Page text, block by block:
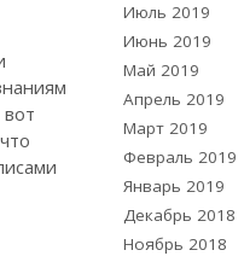
Июль 2019
Июнь 2019
Май 2019
Апрель 2019
Март 2019
Февраль 2019
Январь 2019
Декабрь 2018
Ноябрь 2018